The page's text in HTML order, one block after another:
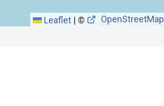
Leaflet | © OpenStreetMap